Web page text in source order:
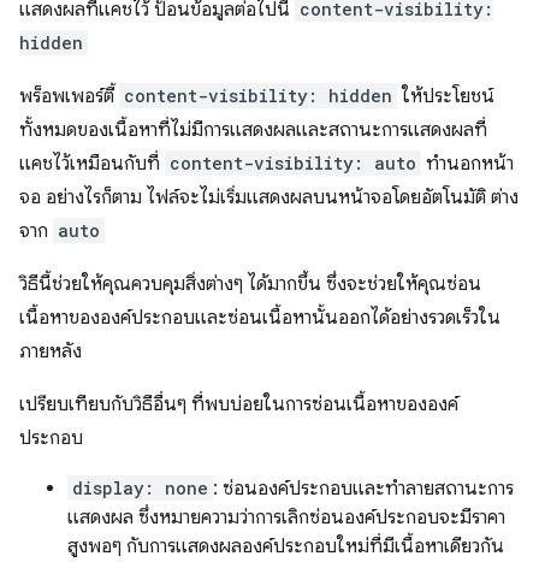
แสดงผลที่แคชไว้ ป้อนข้อมูลต่อไปนี้ content-visibility:
hidden
พร็อพเพอร์ตี้ content-visibility: hidden ให้ประโยชน์
ทั้งหมดของเนื้อหาที่ไม่มีการแสดงผลและสถานะการแสดงผลที่
แคชไว้เหมือนกับที่ content-visibility: auto ทำนอกหน้า
จอ อย่างไรก็ตาม ไฟล์จะไม่เริ่มแสดงผลบนหน้าจอโดยอัตโนมัติ ต่าง
จาก auto
วิธีนี้ช่วยให้คุณควบคุมสิ่งต่างๆ ได้มากขึ้น ซึ่งจะช่วยให้คุณซ่อน
เนื้อหาขององค์ประกอบและซ่อนเนื้อหานั้นออกได้อย่างรวดเร็วใน
ภายหลัง
เปรียบเทียบกับวิธีอื่นๆ ที่พบบ่อยในการซ่อนเนื้อหาขององค์
ประกอบ
display: none : ซ่อนองค์ประกอบและทำลายสถานะการ
แสดงผล ซึ่งหมายความว่าการเลิกซ่อนองค์ประกอบจะมีราคา
สูงพอๆ กับการแสดงผลองค์ประกอบใหม่ที่มีเนื้อหาเดียวกัน